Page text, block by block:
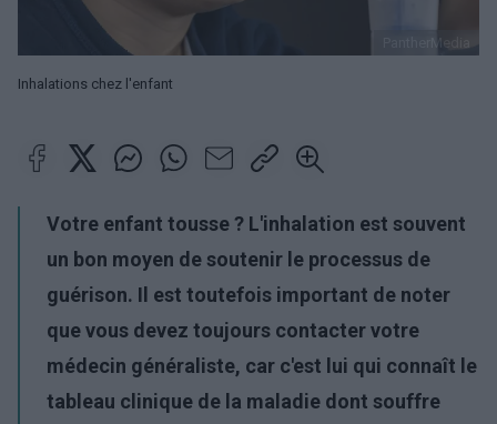
Inhalations chez l'enfant
Votre enfant tousse ? L'inhalation est souvent
un bon moyen de soutenir le processus de
guérison. Il est toutefois important de noter
que vous devez toujours contacter votre
médecin généraliste, car c'est lui qui connaît le
tableau clinique de la maladie dont souffre